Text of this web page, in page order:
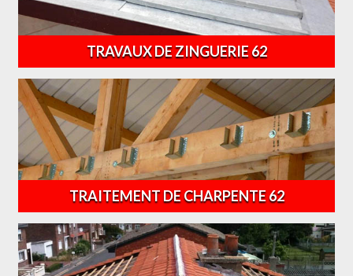
TRAVAUX DE ZINGUERIE 62
TRAITEMENT DE CHARPENTE 62